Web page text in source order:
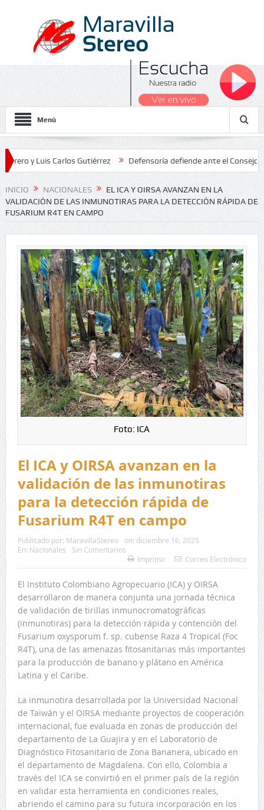
Menú
Carlos Gutiérrez Defensoría defiende ante el Consejo de
Nacionales 2026
INICIO NACIONALES
EL ICA Y OIRSA AVANZAN EN LA
VALIDACIÓN DE LAS INMUNOTIRAS PARA LA DETECCIÓN RÁPIDA DE
FUSARIUM R4T EN CAMPO
Foto: ICA
El ICA y OIRSA avanzan en la
validación de las inmunotiras
para la detección rápida de
Fusarium R4T en campo
Publicado por: MaravillaStereo on: diciembre 16, 2025
En: Nacionales
Sin Comentarios
Imprimir
Correo Electrónico
El Instituto Colombiano Agropecuario (ICA) y OIRSA
desarrollaron de manera conjunta una jornada técnica
de validación de tirillas inmunocromatográficas
(inmunotiras) para la detección rápida y contención del
Fusarium oxysporum f. sp. cubense Raza 4 Tropical (Foc
R4T), una de las amenazas fitosanitarias más importantes
para la producción de banano y plátano en América
Latina y el Caribe.
La inmunotira desarrollada por la Universidad Nacional
de Taiwán y el OIRSA mediante proyectos de cooperación
internacional, fue evaluada en zonas de producción del
departamento de La Guajira y en el Laboratorio de
Diagnóstico Fitosanitario de Zona Bananera, ubicado en
el departamento de Magdalena. Con ello, Colombia a
través del ICA se convirtió en el primer país de la región
en validar esta herramienta en condiciones reales,
abriendo el camino para su futura incorporación en los